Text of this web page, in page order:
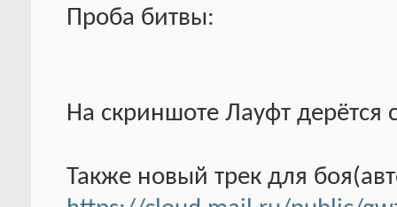
Проба битвы:
На скриншоте Лауфт дерётся
Также новый трек для